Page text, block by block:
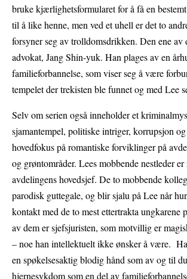
bruke kjærlighetsformularet for å få en
til å like henne, men ved et uhell er det to
forsyner seg av trolldomsdrikken. Den ene av
advokat, Jang Shin-yuk. Han plages av en
familieforbannelse, som viser seg å være
tempelet der trekisten ble funnet og med Lee
Selv om serien også inneholder et
sjamantempel, politiske intriger, korrupsjon
hovedfokus på romantiske forviklinger på
og grøntområder. Lees mobbende nestleder er
avdelingens hovedsjef. De to mobbende
parodisk guttegale, og blir sjalu på Lee når
kontakt med de to mest ettertrakta ungkarene
av dem er sjefsjuristen, som motvillig er
– noe han intellektuelt ikke ønsker å være.
en spøkelsesaktig blodig hånd som av og til
hjernesykdom som en del av